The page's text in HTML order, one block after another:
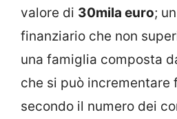
valore di 30mila euro;
finanziario che non
una famiglia composta
che si può incrementare
secondo il numero dei